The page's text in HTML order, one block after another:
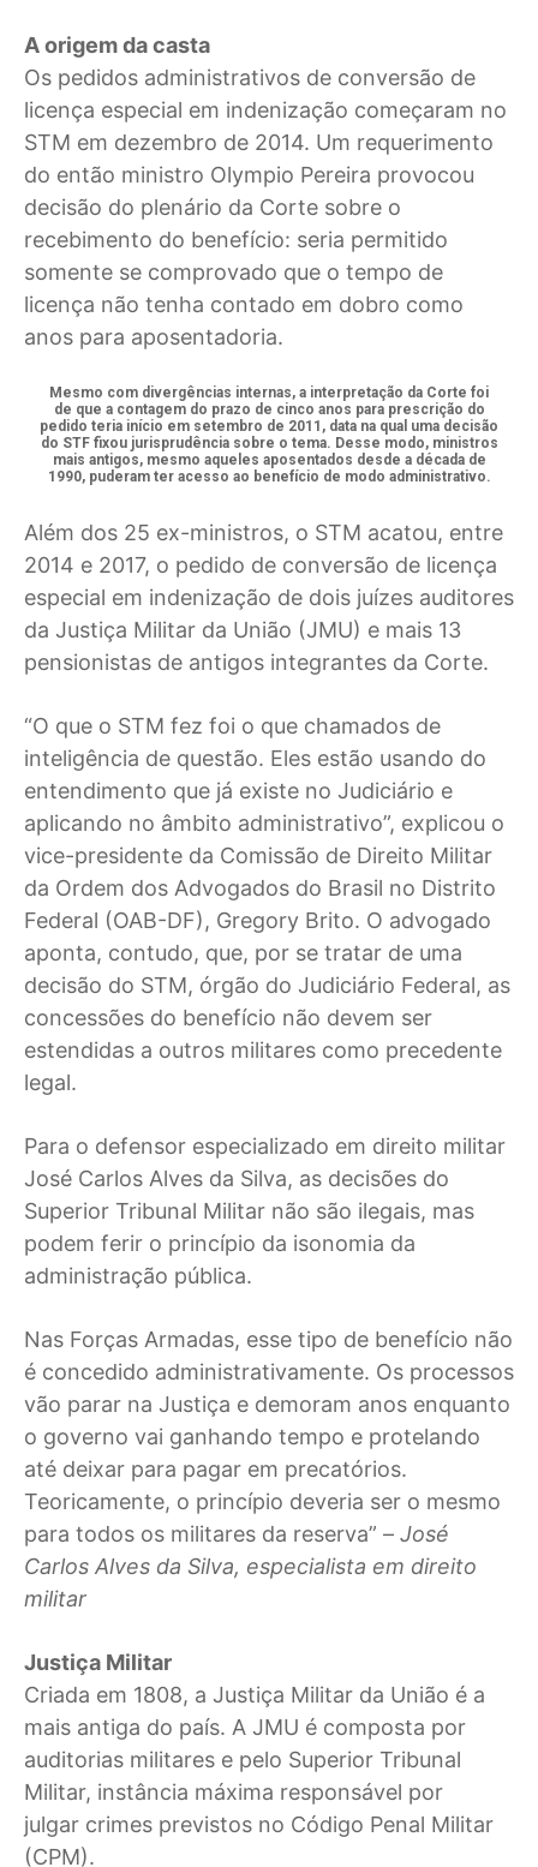
A origem da casta
Os pedidos administrativos de conversão de
licença especial em indenização começaram no
STM em dezembro de 2014. Um requerimento
do então ministro Olympio Pereira provocou
decisão do plenário da Corte sobre o
recebimento do benefício: seria permitido
somente se comprovado que o tempo de
licença não tenha contado em dobro como
anos para aposentadoria.
Mesmo com divergências internas, a interpretação da Corte foi
de que a contagem do prazo de cinco anos para prescrição do
pedido teria início em setembro de 2011, data na qual uma decisão
do STF fixou jurisprudência sobre o tema. Desse modo, ministros
mais antigos, mesmo aqueles aposentados desde a década de
1990, puderam ter acesso ao benefício de modo administrativo.
Além dos 25 ex-ministros, o STM acatou, entre
2014 e 2017, o pedido de conversão de licença
especial em indenização de dois juízes auditores
da Justiça Militar da União (JMU) e mais 13
pensionistas de antigos integrantes da Corte.
“O que o STM fez foi o que chamados de
inteligência de questão. Eles estão usando do
entendimento que já existe no Judiciário e
aplicando no âmbito administrativo”, explicou o
vice-presidente da Comissão de Direito Militar
da Ordem dos Advogados do Brasil no Distrito
Federal (OAB-DF), Gregory Brito. O advogado
aponta, contudo, que, por se tratar de uma
decisão do STM, órgão do Judiciário Federal, as
concessões do benefício não devem ser
estendidas a outros militares como precedente
legal.
Para o defensor especializado em direito militar
José Carlos Alves da Silva, as decisões do
Superior Tribunal Militar não são ilegais, mas
podem ferir o princípio da isonomia da
administração pública.
Nas Forças Armadas, esse tipo de benefício não
é concedido administrativamente. Os processos
vão parar na Justiça e demoram anos enquanto
o governo vai ganhando tempo e protelando
até deixar para pagar em precatórios.
Teoricamente, o princípio deveria ser o mesmo
para todos os militares da reserva” – José
Carlos Alves da Silva, especialista em direito
militar
Justiça Militar
Criada em 1808, a Justiça Militar da União é a
mais antiga do país. A JMU é composta por
auditorias militares e pelo Superior Tribunal
Militar, instância máxima responsável por
julgar crimes previstos no Código Penal Militar
(CPM).